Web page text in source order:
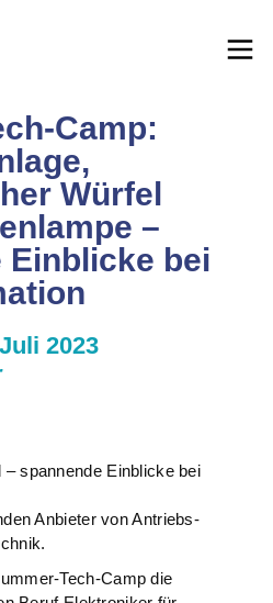
Camp:
Würfel
–
Einblicke bei
2023
spannende Einblicke bei
Anbieter von Antriebs-
Tech-Camp die